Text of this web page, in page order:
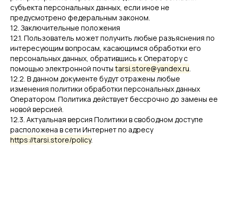
субъекта персональных данных, если иное не
предусмотрено федеральным законом.
12. Заключительные положения
12.1. Пользователь может получить любые разъяснения по
интересующим вопросам, касающимся обработки его
персональных данных, обратившись к Оператору с
помощью электронной почты tarsi.store@yandex.ru.
12.2. В данном документе будут отражены любые
изменения политики обработки персональных данных
Оператором. Политика действует бессрочно до замены ее
новой версией.
12.3. Актуальная версия Политики в свободном доступе
расположена в сети Интернет по адресу
https://tarsi.store/policy.